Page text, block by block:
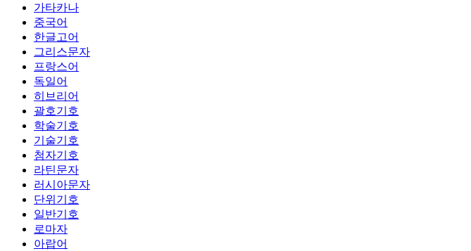
가타카나
중국어
한글고어
그리스문자
프랑스어
독일어
히브리어
괄호기호
학술기호
기술기호
첨자기호
라틴문자
러시아문자
단위기호
일반기호
로마자
아랍어